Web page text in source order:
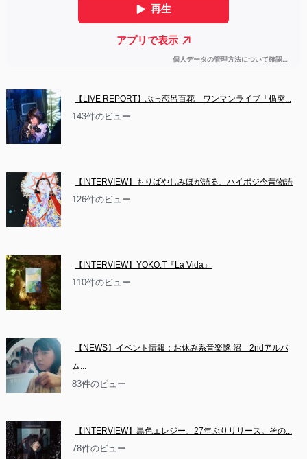
【LIVE REPORT】ぶっ恋呂百花　ワンマンライブ「楯突...
143件のビュー
【INTERVIEW】もりばやしみほが語る、ハイポジ今昔物語
126件のビュー
【INTERVIEW】YOKO.T『La Vida』
110件のビュー
【NEWS】イベント情報：お休み系音楽隊 沼　2ndアルバ
ム...
83件のビュー
【INTERVIEW】黒色エレジー、27年ぶりリリース。その...
78件のビュー